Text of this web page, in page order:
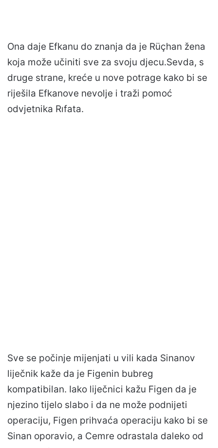
Ona daje Efkanu do znanja da je Rüçhan žena
koja može učiniti sve za svoju djecu.Sevda, s
druge strane, kreće u nove potrage kako bi se
riješila Efkanove nevolje i traži pomoć
odvjetnika Rıfata.
Sve se počinje mijenjati u vili kada Sinanov
liječnik kaže da je Figenin bubreg
kompatibilan. Iako liječnici kažu Figen da je
njezino tijelo slabo i da ne može podnijeti
operaciju, Figen prihvaća operaciju kako bi se
Sinan oporavio, a Cemre odrastala daleko od